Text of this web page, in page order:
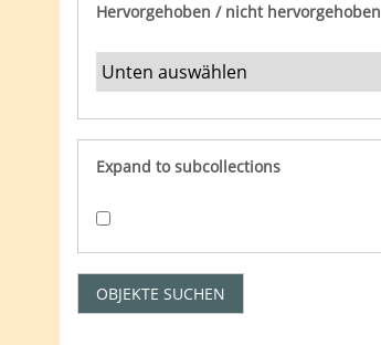
Hervorgehoben / nicht hervorgehoben
Expand to subcollections